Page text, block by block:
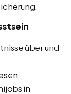
über und
in